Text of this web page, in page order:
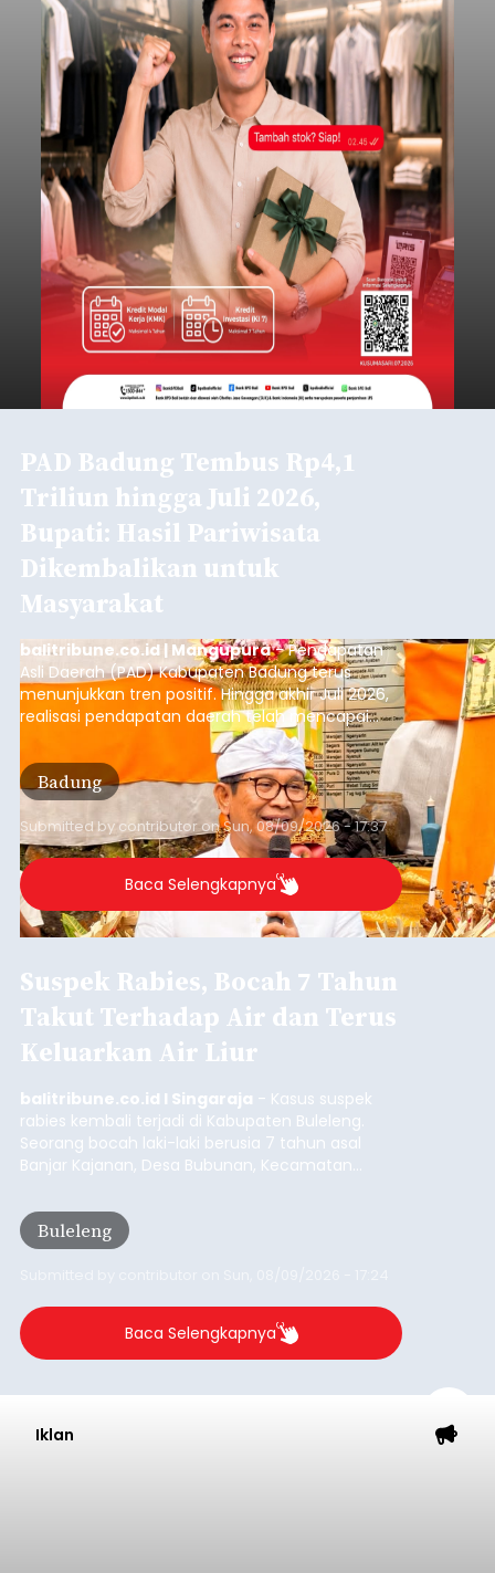
PAD Badung Tembus Rp4,1
Triliun hingga Juli 2026,
Bupati: Hasil Pariwisata
Dikembalikan untuk
Masyarakat
balitribune.co.id | Mangupura- Pendapatan
Asli Daerah (PAD) Kabupaten Badung terus
menunjukkan tren positif. Hingga akhir Juli 2026,
realisasi pendapatan daerah telah mencapai
Rp4,1 triliun atau rata-rata sekitar Rp730 miliar
per bulan, meningkat signifikan dibandingkan
rata-rata penerimaan sebelumnya yang berkisar
Rp350 miliar hingga Rp400 miliar per bulan.
Badung
Submitted by contributor onSun, 08/09/2026 - 17:37
Baca Selengkapnya
Suspek Rabies, Bocah 7 Tahun
Takut Terhadap Air dan Terus
Keluarkan Air Liur
balitribune.co.id I Singaraja - Kasus suspek
rabies kembali terjadi di Kabupaten Buleleng.
Seorang bocah laki-laki berusia 7 tahun asal
Banjar Kajanan, Desa Bubunan, Kecamatan
setelah sebelumnya digigit anjing pada awal Juni
2026.
Buleleng
Baca Selengkapnya
Iklan